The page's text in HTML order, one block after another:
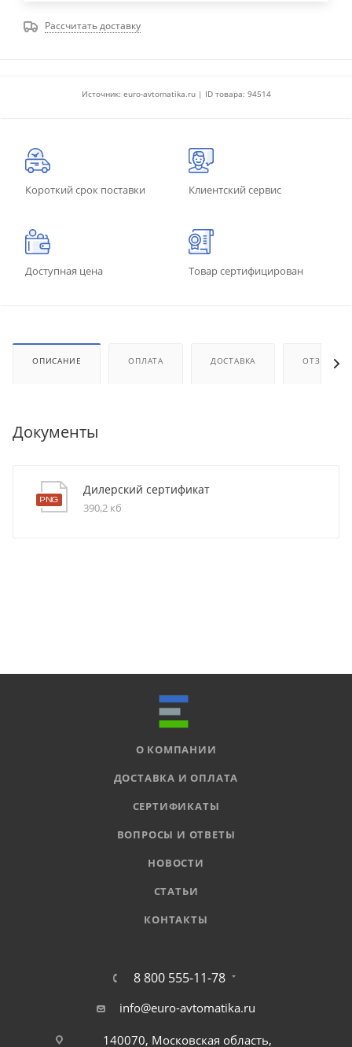
Рассчитать доставку
Источник: euro-avtomatika.ru | ID товара: 94514
Короткий срок поставки Клиентский сервис
Доступная цена Товар сертифицирован
ОПИСАНИЕ ОПЛАТА ДОСТАВКА ОТЗЫВЫ
Документы
Дилерский сертификат
390,2 кб
О КОМПАНИИ
ДОСТАВКА И ОПЛАТА
СЕРТИФИКАТЫ
ВОПРОСЫ И ОТВЕТЫ
НОВОСТИ
СТАТЬИ
КОНТАКТЫ
8 800 555-11-78
info@euro-avtomatika.ru
140070, Московская область,